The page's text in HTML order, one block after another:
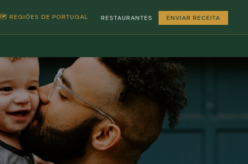
REGIÕES DE PORTUGAL RESTAURANTES ENVIAR RECEITA